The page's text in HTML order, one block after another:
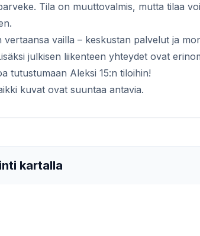
Tila on muuttovalmis, mutta tilaa
vertaansa vailla – keskustan palvelut ja
julkisen liikenteen yhteydet ovat
tutustumaan Aleksi 15:n tiloihin!
kuvat ovat suuntaa antavia.
kartalla